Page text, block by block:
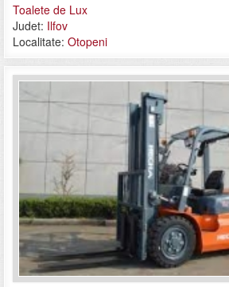
Toalete de Lux
Judet: Ilfov
Localitate: Otopeni